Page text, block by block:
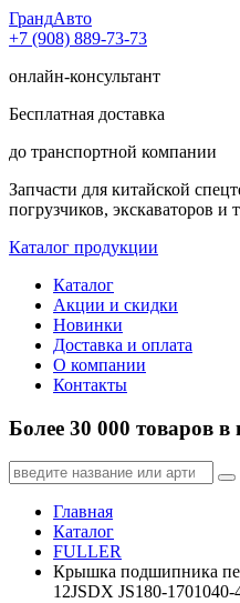
ГрандАвто
+7 (908) 889-73-73
онлайн-консультант
Бесплатная доставка
до транспортной компании
Запчасти для китайской
погрузчиков, экскаваторов и
Каталог продукции
Каталог
Акции и скидки
Новинки
Доставка и оплата
О компании
Контакты
Более 30 000 товаров
Главная
Каталог
FULLER
Крышка подшипника
12JSDX JS180-1701040-